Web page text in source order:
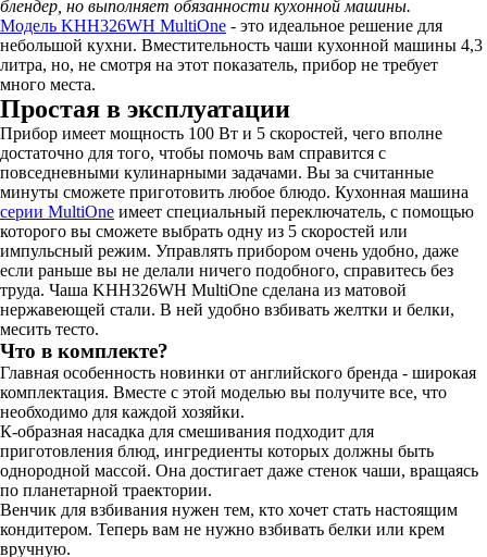
блендер, но выполняет обязанности кухонной машины.
Модель KHH326WH MultiOne - это идеальное решение для
небольшой кухни. Вместительность чаши кухонной машины 4,3
литра, но, не смотря на этот показатель, прибор не требует
много места.
Простая в эксплуатации
Прибор имеет мощность 100 Вт и 5 скоростей, чего вполне
достаточно для того, чтобы помочь вам справится с
повседневными кулинарными задачами. Вы за считанные
минуты сможете приготовить любое блюдо. Кухонная машина
серии MultiOne имеет специальный переключатель, с помощью
которого вы сможете выбрать одну из 5 скоростей или
импульсный режим. Управлять прибором очень удобно, даже
если раньше вы не делали ничего подобного, справитесь без
труда. Чаша KHH326WH MultiOne сделана из матовой
нержавеющей стали. В ней удобно взбивать желтки и белки,
месить тесто.
Что в комплекте?
Главная особенность новинки от английского бренда - широкая
комплектация. Вместе с этой моделью вы получите все, что
необходимо для каждой хозяйки.
К-образная насадка для смешивания подходит для
приготовления блюд, ингредиенты которых должны быть
однородной массой. Она достигает даже стенок чаши, вращаясь
по планетарной траектории.
Венчик для взбивания нужен тем, кто хочет стать настоящим
кондитером. Теперь вам не нужно взбивать белки или крем
вручную.